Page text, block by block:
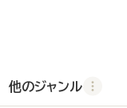
他のジャンル